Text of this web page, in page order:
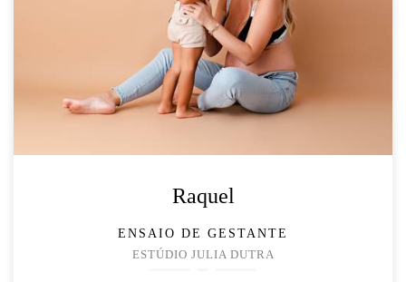
Raquel
ENSAIO DE GESTANTE
ESTÚDIO JULIA DUTRA